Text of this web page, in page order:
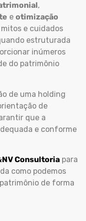
,
e otimização
e cuidados
estruturada
inúmeros
do patrimônio
de uma holding
de
que a
e conforme
Consultoria para
como podemos
de forma